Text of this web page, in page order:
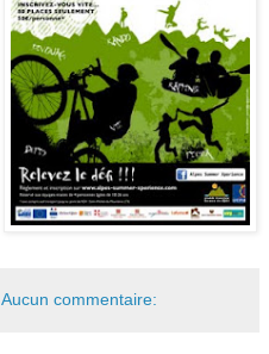
Aucun commentaire: